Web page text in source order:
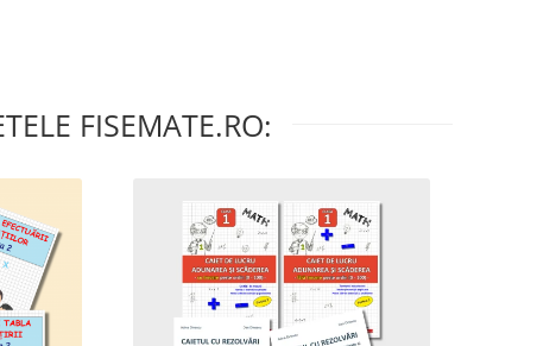
FISEMATE.RO: